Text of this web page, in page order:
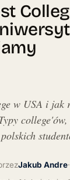
w USA i jak
Jakub Andre